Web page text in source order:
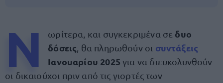
Ν ωρίτερα, και συγκεκριμένα σε δυο
δόσεις , θα πληρωθούν οι συντάξεις
Ιανουαρίου 2025 για να διευκολυνθούν
οι δικαιούχοι πριν από τις γιορτές των